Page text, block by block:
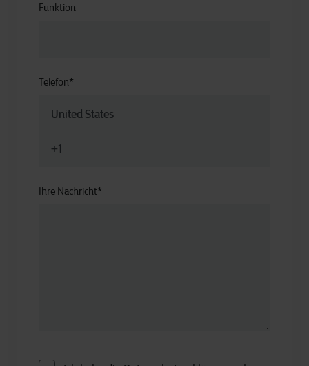
Funktion
Telefon*
Ihre Nachricht*